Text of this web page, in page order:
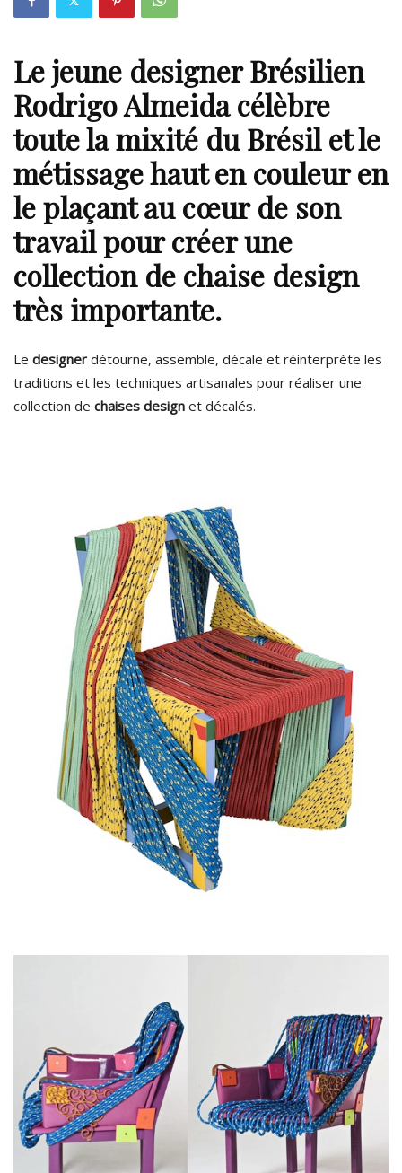
Le jeune designer Brésilien
Rodrigo Almeidacélèbre
toute la mixité du Brésil et le
métissage haut en couleur en
le plaçant au cœur de son
travail pour créer une
collection de chaise design
très importante.
Le designer détourne, assemble, décale et réinterprète les
traditions et les techniques artisanales pour réaliser une
collection de chaises design et décalés.